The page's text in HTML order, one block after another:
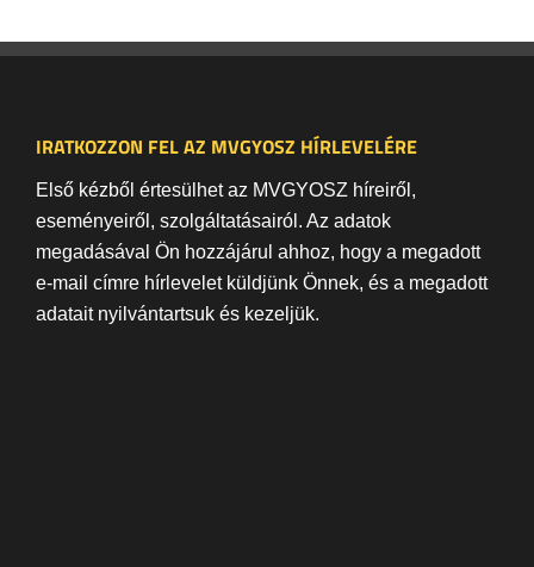
IRATKOZZON FEL AZ MVGYOSZ HÍRLEVELÉRE
Első kézből értesülhet az MVGYOSZ híreiről,
eseményeiről, szolgáltatásairól. Az adatok
megadásával Ön hozzájárul ahhoz, hogy a megadott
e-mail címre hírlevelet küldjünk Önnek, és a megadott
adatait nyilvántartsuk és kezeljük.